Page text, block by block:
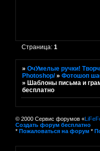
Страница:1
»ОчУмелые ручки!
Photoshop/ »Фотошоп
»Шаблоны письма и
бесплатно
© 2000 Сервис форумов «
Создать форум бесплатно
* Пожаловаться на форум *